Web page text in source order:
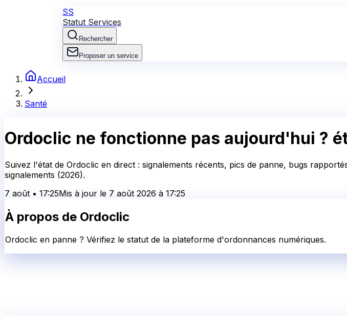
SS
Statut Services
Rechercher
Proposer un service
Accueil
Santé
Ordoclic ne fonctionne pas aujourd'hui ?
Suivez l'état de Ordoclic en direct : signalements récents, pics de panne, bugs
signalements (2026).
7 août • 17:25Mis à jour le 7 août 2026 à 17:25
À propos de Ordoclic
Ordoclic en panne ? Vérifiez le statut de la plateforme d'ordonnances numériques.